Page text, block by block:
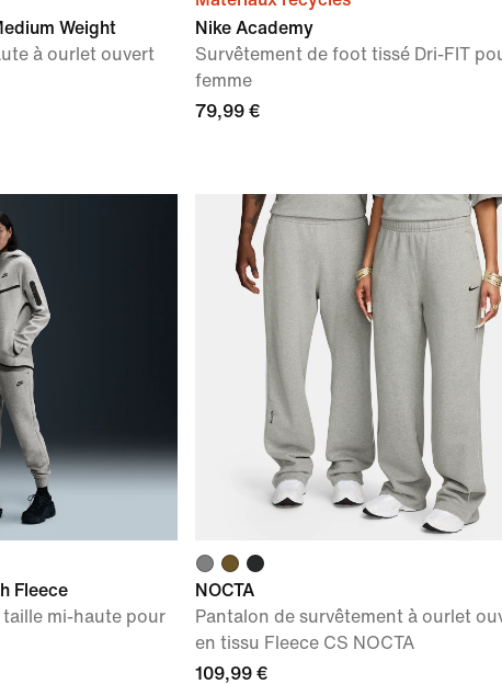
Weight
à ourlet ouvert
Nike Academy
Survêtement de foot tissé Dri-FIT
femme
79,99 €
Fleece
mi-haute pour
NOCTA
Pantalon de survêtement à ourlet
en tissu Fleece CS NOCTA
109,99 €